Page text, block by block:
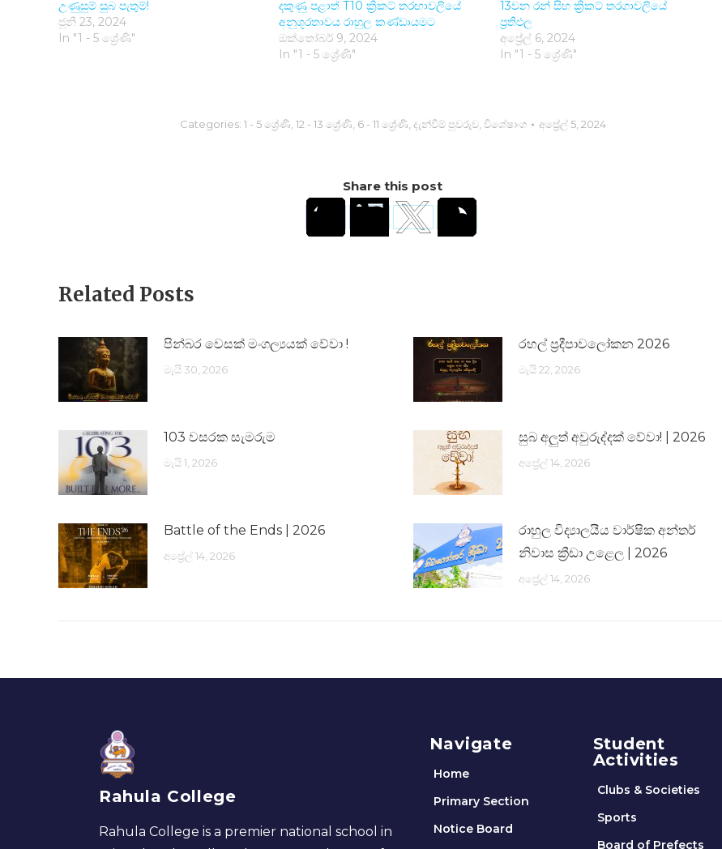
උණුසුම් සුබ පැතුම්!
ජූනි 23, 2024
In "1 - 5 ශ්‍රේණි"
දකුණු පළාත් T10 ක්‍රිකට් තරඟාවලියේ
අනුශූරතාවය රාහුල කණ්ඩායමට
ඔක්තෝබර් 9, 2024
In "1 - 5 ශ්‍රේණි"
13වන රන් සිහ ක්‍රිකට් තරගාවලියේ
ප්‍රතිඵල
අප්‍රේල් 6, 2024
In "1 - 5 ශ්‍රේණි"
Categories: 1 - 5 ශ්‍රේණි 12 - 13 ශ්‍රේණි 6 - 11 ශ්‍රේණි දැන්වීම් පුවරුව, විශේෂාංග අප්‍රේල් 5, 2024
Share this post
Related Posts
පින්බර වෙසක් මංගල්‍යයක් වේවා !
මැයි 30, 2026
රහල් ප්‍රදීපාවලෝකන 2026
මැයි 22, 2026
103 වසරක සැමරුම
මැයි 1, 2026
සුබ අලුත් අවුරුද්දක් වේවා! | 2026
අප්‍රේල් 14, 2026
Battle of the Ends | 2026
අප්‍රේල් 14, 2026
රාහුල විද්‍යාලයීය වාර්ෂික අන්තර්
නිවාස ක්‍රීඩා උළෙල | 2026
අප්‍රේල් 14, 2026
Rahula College
Rahula College is a premier national school in
Navigate
Home
Primary Section
Notice Board
Student
Activities
Clubs & Societies
Sports
Board of Prefects